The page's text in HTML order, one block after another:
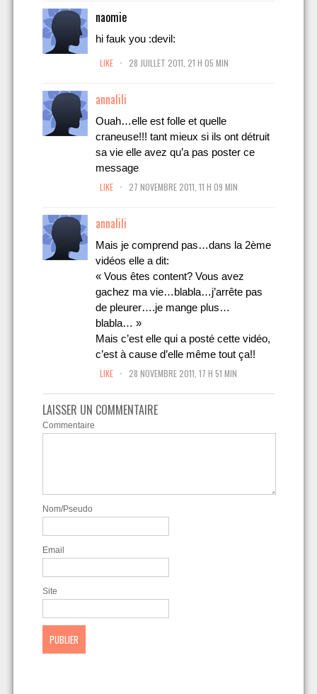
naomie
hi fauk you :devil:
LIKE . 28 JUILLET 2011, 21 H 05 MIN
annalili
Ouah…elle est folle et quelle
craneuse!!! tant mieux si ils ont détruit
sa vie elle avez qu’a pas poster ce
message
LIKE . 27 NOVEMBRE 2011, 11 H 09 MIN
annalili
Mais je comprend pas…dans la 2ème
vidéos elle a dit:
« Vous êtes content? Vous avez
gachez ma vie…blabla…j’arrête pas
de pleurer….je mange plus…
blabla… »
Mais c’est elle qui a posté cette vidéo,
c’est à cause d’elle même tout ça!!
LIKE . 28 NOVEMBRE 2011, 17 H 51 MIN
LAISSER UN COMMENTAIRE
Commentaire
Nom/Pseudo
Email
Site